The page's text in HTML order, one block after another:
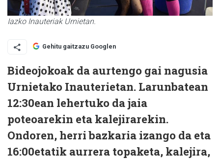
Iazko Inauteriak Urnietan.
Gehitu gaitzazu Googlen
Bideojokoak da aurtengo gai nagusia
Urnietako Inauterietan. Larunbatean
12:30ean lehertuko da jaia
poteoarekin eta kalejirarekin.
Ondoren, herri bazkaria izango da eta
16:00etatik aurrera topaketa, kalejira,